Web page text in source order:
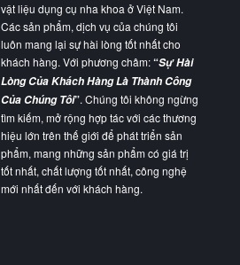
vật liệu dụng cụ nha khoa ở Việt Nam.
Các sản phẩm, dịch vụ của chúng tôi
luôn mang lại sự hài lòng tốt nhất cho
khách hàng. Với phương châm:“Sự Hài
Lòng Của Khách Hàng Là Thành Công
Của Chúng Tôi”. Chúng tôi không ngừng
tìm kiếm, mở rộng hợp tác với các thương
hiệu lớn trên thế giới để phát triển sản
phẩm, mang những sản phẩm có giá trị
tốt nhất, chất lượng tốt nhất, công nghệ
mới nhất đến với khách hàng.